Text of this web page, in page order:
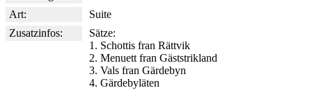
Art:
Suite
Zusatzinfos:
Sätze:
1. Schottis fran Rättvik
2. Menuett fran Gäststrikland
3. Vals fran Gärdebyn
4. Gärdebyläten